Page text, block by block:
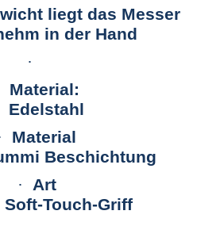
liegt das Messer
in der Hand
·
Material:
Edelstahl
Material
Beschichtung
· Art
Touch-Griff